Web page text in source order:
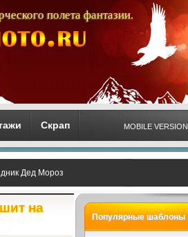
полета фантазии.
Скрап MOBILE VERSION
Дед Мороз
на
Популярные шаблоны